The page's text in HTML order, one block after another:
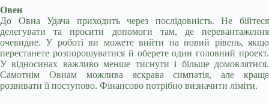
Овен
До Овна Удача приходить через послідовність. Не бійтеся
делегувати та просити допомоги там, де перевантаження
очевидне. У роботі ви можете вийти на новий рівень, якщо
перестанете розпорошуватися й оберете один головний проект.
У відносинах важливо менше тиснути і більше домовлятися.
Самотнім Овнам можлива яскрава симпатія, але краще
розвивати її поступово. Фінансово потрібно визначити ліміти.